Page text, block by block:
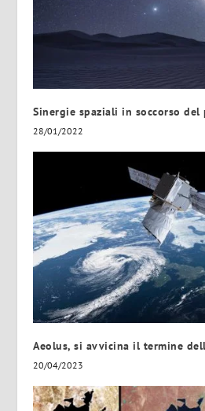
Sinergie spaziali in soccorso del
28/01/2022
Aeolus, si avvicina il termine
20/04/2023